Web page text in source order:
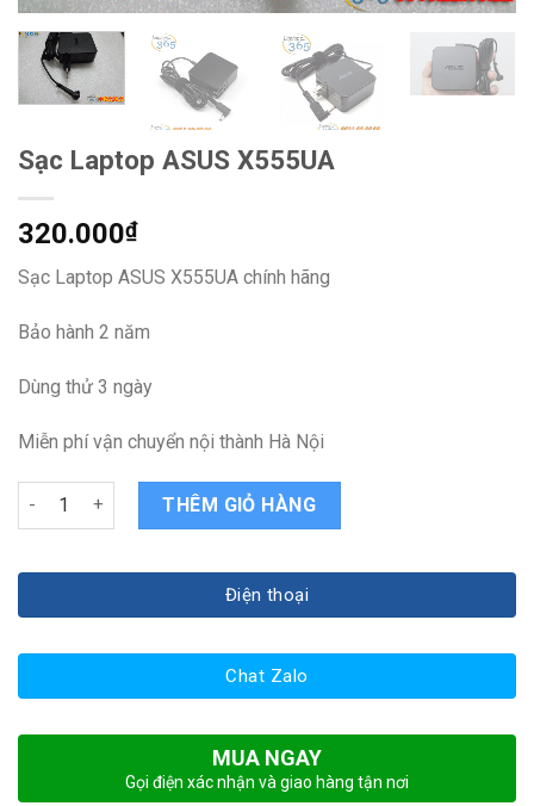
Sạc Laptop ASUS X555UA
320.000₫
Sạc Laptop ASUS X555UA chính hãng
Bảo hành 2 năm
Dùng thử 3 ngày
Miễn phí vận chuyển nội thành Hà Nội
Sạc Laptop ASUS X555UA quantity
THÊM GIỎ HÀNG
Điện thoại
Chat Zalo
MUA NGAY
Gọi điện xác nhận và giao hàng tận nơi